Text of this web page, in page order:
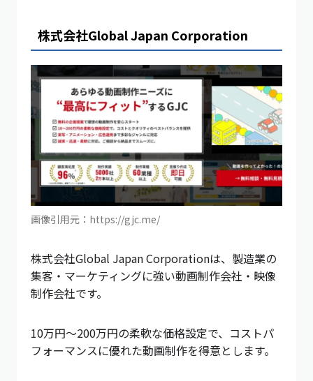
株式会社Global Japan Corporation
画像引用元：https://gjc.me/
株式会社Global Japan Corporationは、製造業の
集客・マーケティングに強い動画制作会社・映像
制作会社です。
10万円〜200万円の柔軟な価格設定で、コストパ
フォーマンスに優れた動画制作を得意とします。